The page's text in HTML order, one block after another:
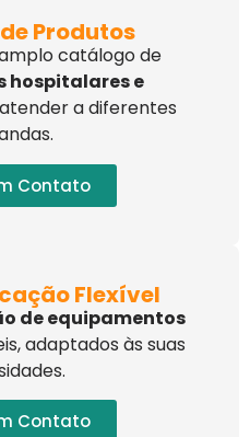
Produtos
catálogo de
hospitalares e
a diferentes
Contato
Flexível
de equipamentos
adaptados às suas
Contato